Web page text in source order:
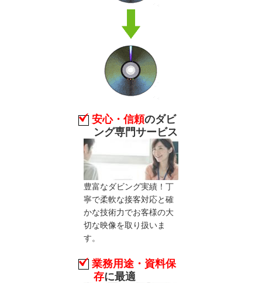
安心・信頼のダビ
ング専門サービス
豊富なダビング実績！丁
寧で柔軟な接客対応と確
かな技術力でお客様の大
切な映像を取り扱いま
す。
業務用途・資料保
存に最適